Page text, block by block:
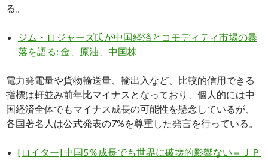
る。
ジム・ロジャーズ氏が中国経済とコモディティ市場の暴
落を語る: 金、原油、中国株
電力発電量や貨物輸送量、輸出入など、比較的信用できる
指標は軒並み前年比マイナスとなっており、個人的には中
国経済全体でもマイナス成長の可能性を懸念しているが、
各国著名人は公式発表の7%を尊重した発言を行っている。
[ロイター] 中国5％成長でも世界に破壊的影響ない＝ＪＰ